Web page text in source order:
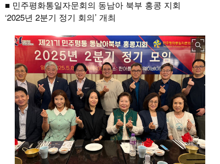
■ 민주평화통일자문회의 동남아 북부 홍콩 지회
‘2025년 2분기 정기 회의’ 개최